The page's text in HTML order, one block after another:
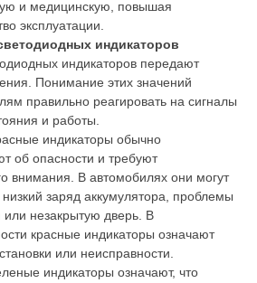
и медицинскую, повышая
эксплуатации.
индикаторов
индикаторов передают
Понимание этих значений
правильно реагировать на сигналы
и работы.
индикаторы обычно
об опасности и требуют
внимания. В автомобилях они могут
низкий заряд аккумулятора, проблемы
или незакрытую дверь. В
красные индикаторы означают
или неисправности.
индикаторы означают, что